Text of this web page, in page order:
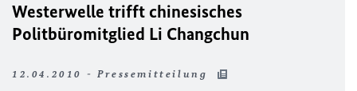
Westerwelle trifft chinesisches
Politbüromitglied Li Changchun
12.04.2010 - Pressemitteilung